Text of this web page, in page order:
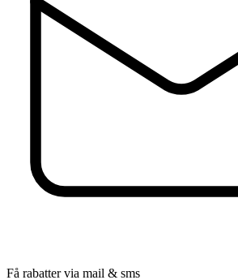
Få rabatter via mail & sms